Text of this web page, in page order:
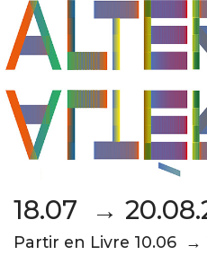
18.07 →
Partir en Livre 10.06 →